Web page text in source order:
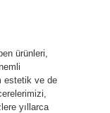
ürünleri,
estetik ve de
yıllarca